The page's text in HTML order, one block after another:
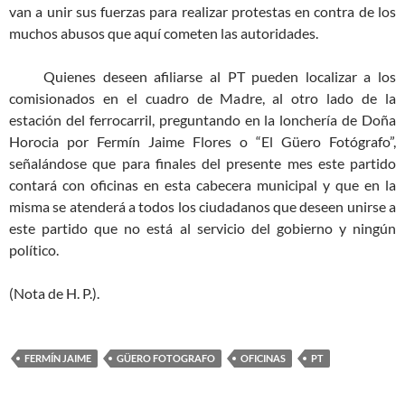
van a unir sus fuerzas para realizar protestas en contra de los
muchos abusos que aquí cometen las autoridades.
Quienes deseen afiliarse al PT pueden localizar a los
comisionados en el cuadro de Madre, al otro lado de la
estación del ferrocarril, preguntando en la lonchería de Doña
Horocia por Fermín Jaime Flores o “El Güero Fotógrafo”,
señalándose que para finales del presente mes este partido
contará con oficinas en esta cabecera municipal y que en la
misma se atenderá a todos los ciudadanos que deseen unirse a
este partido que no está al servicio del gobierno y ningún
político.
(Nota de H. P.).
FERMÍN JAIME GÜERO FOTOGRAFO OFICINAS PT